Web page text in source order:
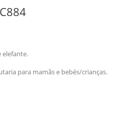
elefante.
para mamãs e bebés/crianças.